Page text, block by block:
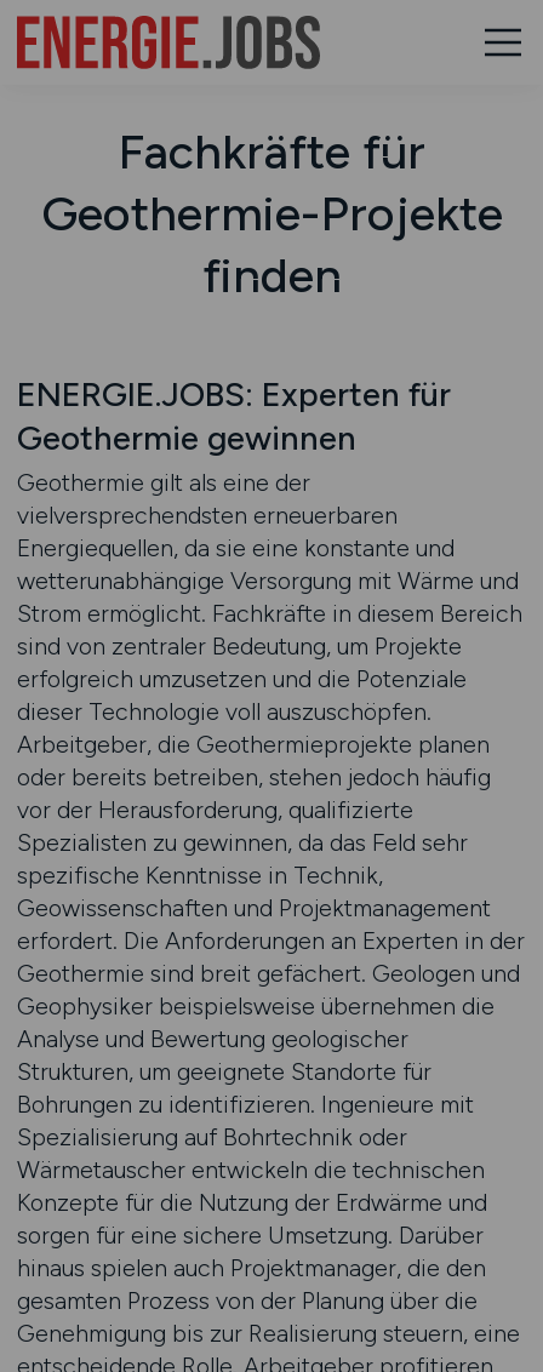
Fachkräfte für
Geothermie-Projekte
finden
ENERGIE.JOBS: Experten für
Geothermie gewinnen
Geothermie gilt als eine der
vielversprechendsten erneuerbaren
Energiequellen, da sie eine konstante und
wetterunabhängige Versorgung mit Wärme und
Strom ermöglicht. Fachkräfte in diesem Bereich
sind von zentraler Bedeutung, um Projekte
erfolgreich umzusetzen und die Potenziale
dieser Technologie voll auszuschöpfen.
Arbeitgeber, die Geothermieprojekte planen
oder bereits betreiben, stehen jedoch häufig
vor der Herausforderung, qualifizierte
Spezialisten zu gewinnen, da das Feld sehr
spezifische Kenntnisse in Technik,
Geowissenschaften und Projektmanagement
erfordert. Die Anforderungen an Experten in der
Geothermie sind breit gefächert. Geologen und
Geophysiker beispielsweise übernehmen die
Analyse und Bewertung geologischer
Strukturen, um geeignete Standorte für
Bohrungen zu identifizieren. Ingenieure mit
Spezialisierung auf Bohrtechnik oder
Wärmetauscher entwickeln die technischen
Konzepte für die Nutzung der Erdwärme und
sorgen für eine sichere Umsetzung. Darüber
hinaus spielen auch Projektmanager, die den
gesamten Prozess von der Planung über die
Genehmigung bis zur Realisierung steuern, eine
entscheidende Rolle. Arbeitgeber profitieren